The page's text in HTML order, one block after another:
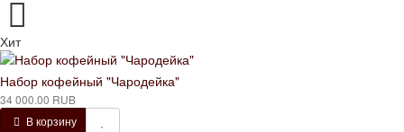
Хит
Набор кофейный "Чародейка"
34 000.00 RUB
В корзину